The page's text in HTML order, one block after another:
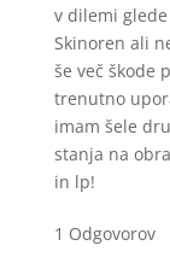
v dilemi
Skinoren ali
še več škode
trenutno
imam šele
stanja na
in lp!
1 Odgovorov